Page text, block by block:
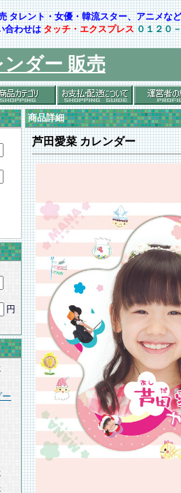
タレント・女優・韓流スター、アニメ
合わせはタッチ・エクスプレス ０１２０
ンダー 販売
円
商品詳細
芦田愛菜 カレンダー